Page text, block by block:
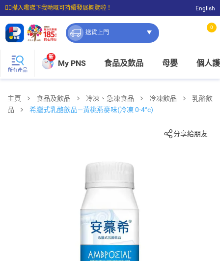
☝🏼㩒入嚟睇下我哋嘅可持續發展概覽啦！
⭐購物滿$399即享免費送貨；滿$100即可免費店取。
English
送貨上門
0
所有產品
新
My PNS 食品及飲品 母嬰 個人
主頁 食品及飲品 冷凍、急凍食品 冷凍飲品
乳酪飲
品
希臘式乳酪飲品—黃桃燕麥味(冷凍 0-4°c)
分享給朋友